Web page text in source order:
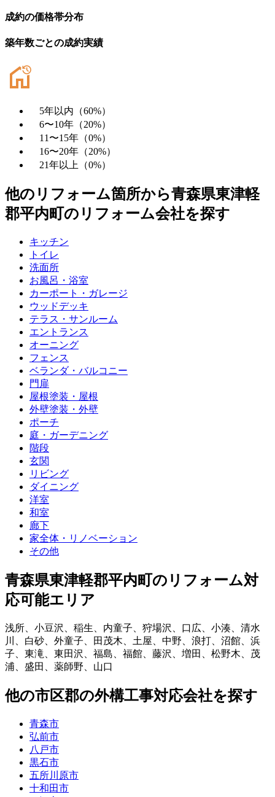
成約の価格帯分布
築年数ごとの成約実績
5年以内 （60%）
6〜10年 （20%）
11〜15年 （0%）
16〜20年 （20%）
21年以上
（0%）
他のリフォーム箇所から青森県東津軽
郡平内町 のリフォーム会社を探す
キッチン
トイレ
洗面所
お風呂・浴室
カーポート・ガレージ
ウッドデッキ
テラス・サンルーム
エントランス
オーニング
フェンス
ベランダ・バルコニー
門扉
屋根塗装・屋根
外壁塗装・外壁
ポーチ
庭・ガーデニング
階段
玄関
リビング
ダイニング
洋室
和室
廊下
家全体・リノベーション
その他
青森県東津軽郡平内町のリフォーム対
応可能エリア
浅所 小豆沢 稲生 内童子 狩場沢 口広 小湊
清水
川
白砂 外童子 田茂木 土屋 中野 浪打 沼館
浜
子
東滝 東田沢 福島 福館 藤沢 増田 松野木
茂
浦
盛田 薬師野 山口
他の市区郡の外構工事対応会社を探す
青森市
弘前市
八戸市
黒石市
五所川原市
十和田市